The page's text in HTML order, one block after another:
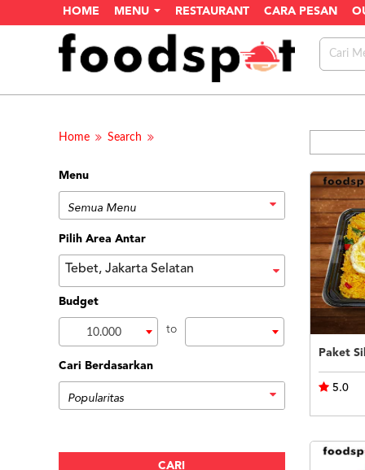
HOME MENU RESTAURANT CARA PESAN
Home Search
Menu
Pilih Area Antar
Tebet, Jakarta Selatan
Budget
10.000 to
Cari Berdasarkan
5.0